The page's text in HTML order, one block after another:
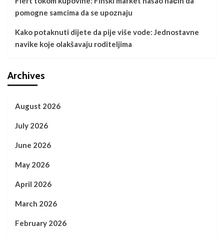
pomogne samcima da se upoznaju
Kako potaknuti dijete da pije više vode: Jednostavne
navike koje olakšavaju roditeljima
Archives
August 2026
July 2026
June 2026
May 2026
April 2026
March 2026
February 2026